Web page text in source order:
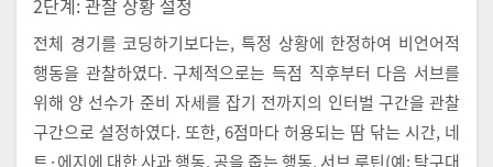
전체 경기를 코딩하기보다는, 특정 상황에 한정하여 비언어적
행동을 관찰하였다. 구체적으로는 득점 직후부터 다음 서브를
위해 양 선수가 준비 자세를 잡기 전까지의 인터벌 구간을 관찰
구간으로 설정하였다. 또한, 6점마다 허용되는 땀 닦는 시간, 네
트·에지에 대한 사과 행동, 공을 줍는 행동, 서브 루틴(예: 탁구대